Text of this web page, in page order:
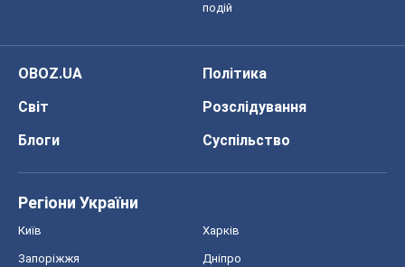
подій
OBOZ.UA
Політика
Світ
Розслідування
Блоги
Суспільство
Регіони України
Київ Харків
Запоріжжя Дніпро